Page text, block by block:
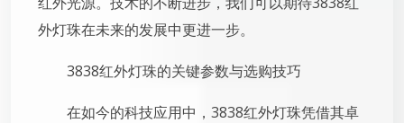
外灯珠在未来的发展中更进一步。
3838红外灯珠的关键参数与选购技巧
在如今的科技应用中，3838红外灯珠凭借其卓